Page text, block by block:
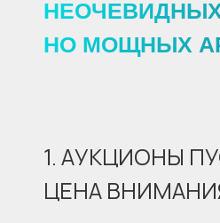
НО МОЩНЫХ
1. АУКЦИОНЫ
ЦЕНА